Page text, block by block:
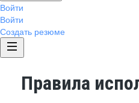
Войти
Войти
Создать резюме
Правила